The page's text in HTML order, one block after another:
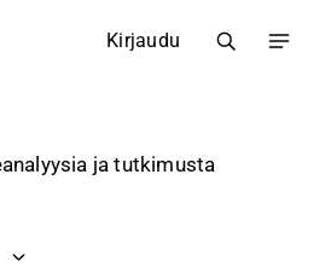
Kirjaudu
ja tutkimusta